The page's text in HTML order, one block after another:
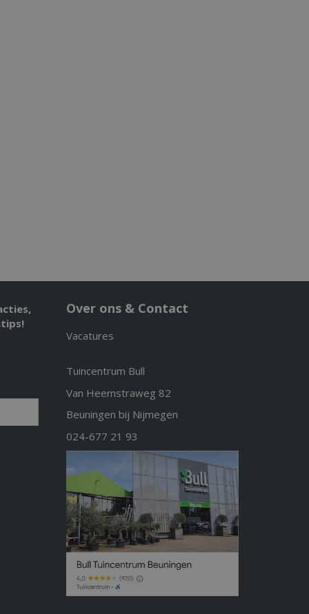
Over ons & Contact
Vacatures
Tuincentrum Bull
Van Heemstraweg 82
Beuningen bij Nijmegen
024-677 21 93